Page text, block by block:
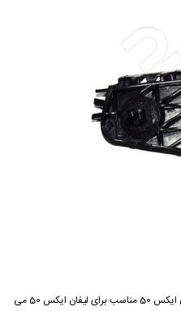
این کالا کشویی کوچک سپر عقب راست لیفان ایکس 50 مناسب برای لیفان ایکس 50 می